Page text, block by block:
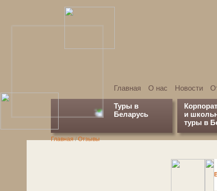
Главная О нас Новости
Туры в
Беларусь
и
туры в
Главная/Отзывы